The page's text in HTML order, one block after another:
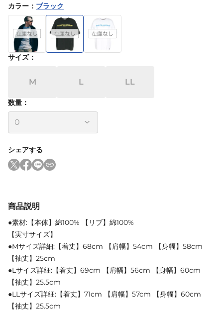
カラー ： ブラック
サイズ：
M L LL
数量：
シェアする
商品説明
●素材:【本体】綿100% 【リブ】綿100%
【実寸サイズ】
●Mサイズ詳細:【着丈】68cm 【肩幅】54cm 【身幅】58cm
【袖丈】25cm
●Lサイズ詳細:【着丈】69cm 【肩幅】56cm 【身幅】60cm
【袖丈】25.5cm
●LLサイズ詳細:【着丈】71cm 【肩幅】57cm 【身幅】60cm
【袖丈】25.5cm